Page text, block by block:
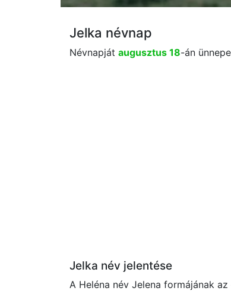
Jelka névnap
Névnapját augusztus 18-án
Jelka név jelentése
A Heléna név Jelena formájának